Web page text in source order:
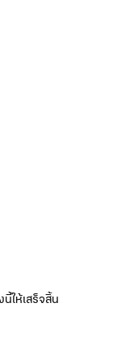
ให้เสร็จสิ้น